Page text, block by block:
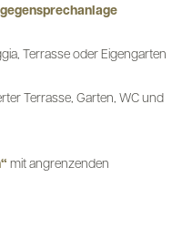
Terrasse oder Eigengarten
Terrasse, Garten, WC und
mit angrenzenden